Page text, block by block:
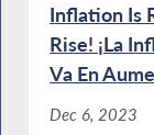
Inflation Is
Rise! ¡La
Va En
Dec 6, 2023